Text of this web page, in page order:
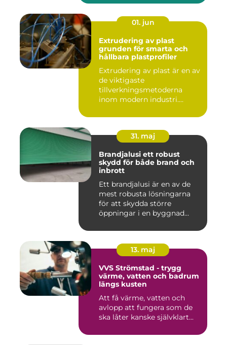
01. jun
Extrudering av plast
grunden för smarta och
hållbara plastprofiler
Extrudering av plast är en av
de viktigaste
tillverkningsmetoderna
inom modern industri.
31. maj
Brandjalusi ett robust
skydd för både brand och
inbrott
Ett brandjalusi är en av de
mest robusta lösningarna
för att skydda större
öppningar i en byggnad
13. maj
VVS Strömstad - trygg
värme, vatten och badrum
längs kusten
Att få värme, vatten och
avlopp att fungera som de
ska låter kanske självklart...